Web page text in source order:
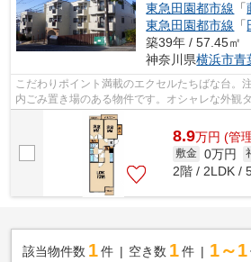
東急田園都市線 「
東急田園都市線 「
築39年 / 57.45㎡
神奈川県横浜市青
こだわりポイント満載のエクセルたちばな台。
内ごみ置き場のある物件です。オシャレな外観
が高い物件です。こちらの物件はマン...
8.9万円 (管
敷金 0万円
2階 / 2LDK /
該当物件数 1件 空き数 1 件 1～1